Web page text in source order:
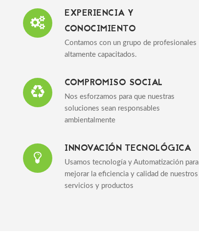
EXPERIENCIA Y
CONOCIMIENTO
Contamos con un grupo de profesionales
altamente capacitados.
COMPROMISO SOCIAL
Nos esforzamos para que nuestras
soluciones sean responsables
ambientalmente
INNOVACIÓN TECNOLÓGICA
Usamos tecnología y Automatización para
mejorar la eficiencia y calidad de nuestros
servicios y productos